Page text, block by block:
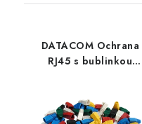
DATACOM Ochrana
RJ45 s bublinkou